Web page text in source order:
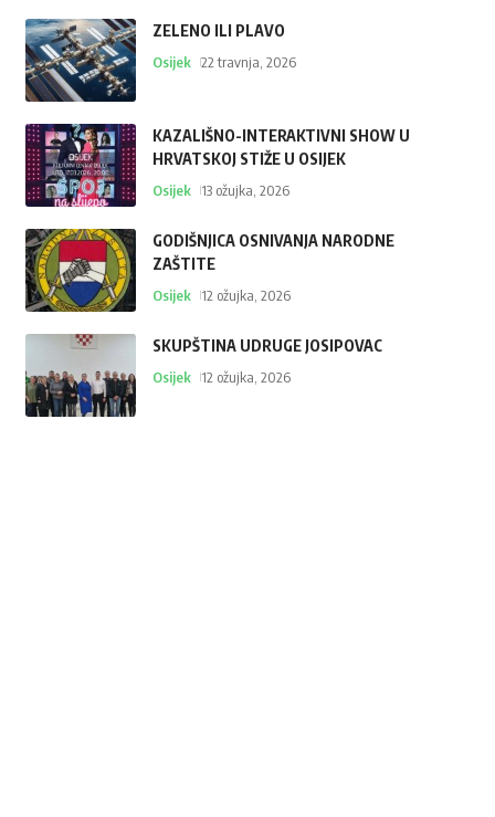
ZELENO ILI PLAVO
Osijek 22 travnja, 2026
KAZALIŠNO-INTERAKTIVNI SHOW U
HRVATSKOJ STIŽE U OSIJEK
Osijek 13 ožujka, 2026
GODIŠNJICA OSNIVANJA NARODNE
ZAŠTITE
Osijek 12 ožujka, 2026
SKUPŠTINA UDRUGE JOSIPOVAC
Osijek 12 ožujka, 2026